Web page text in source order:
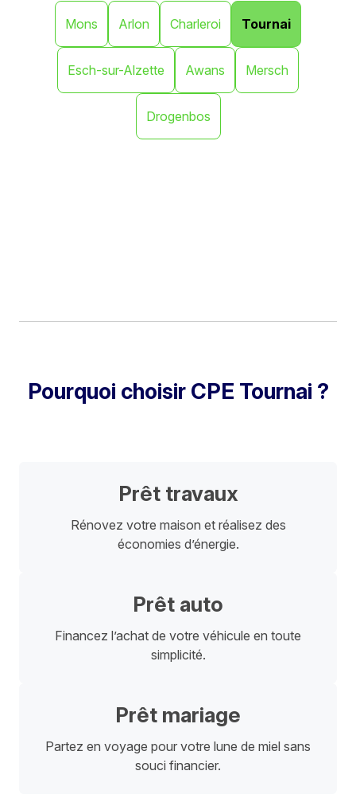
Mons Arlon Charleroi Tournai
Esch-sur-Alzette Awans Mersch
Drogenbos
Pourquoi choisir CPE Tournai ?
Prêt travaux
Rénovez votre maison et réalisez des
économies d’énergie.
Prêt auto
Financez l’achat de votre véhicule en toute
simplicité.
Prêt mariage
Partez en voyage pour votre lune de miel sans
souci financier.